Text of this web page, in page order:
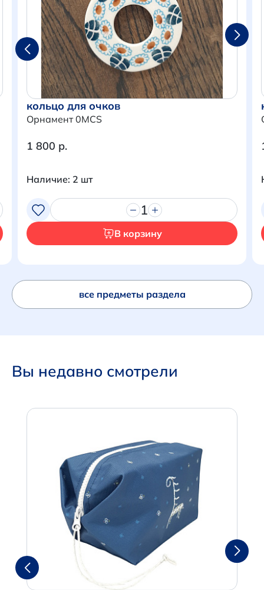
Продолжить покупки
Перейти в корзину
кольцо для очков
Орнамент 0MCS
1 800 р.
Наличие: 2 шт
1
В корзину
все предметы раздела
Вы недавно смотрели